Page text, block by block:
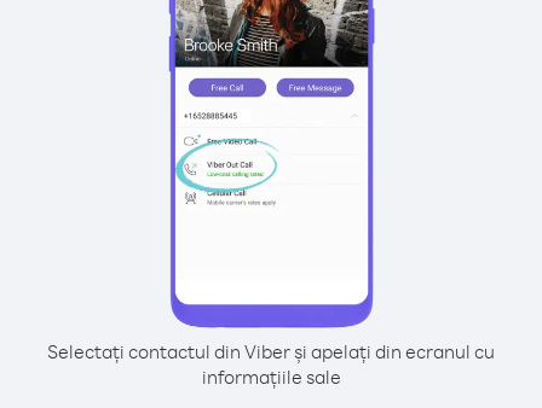
Selectați contactul din Viber și apelați din ecranul cu
informațiile sale